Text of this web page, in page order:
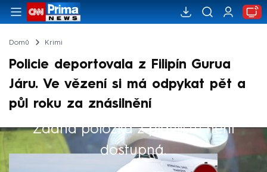
Domů Krimi
Policie deportovala z Filipín Gurua
Járu. Ve vězení si má odpykat pět a
půl roku za znásilnění
Žádná položka z playlistu není
dostupná.
Výběr redakce